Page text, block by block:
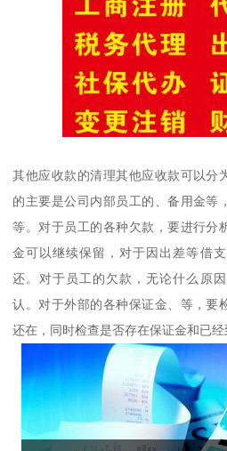
其他应收款的清理其他应收款可以分
的主要是公司内部员工的、备用金等
等。对于员工的各种欠款，要进行分
金可以继续保留，对于因出差等借
还。对于员工的欠款，无论什么原
认。对于外部的各种保证金、等，要
还在，同时检查是否存在保证金和已经